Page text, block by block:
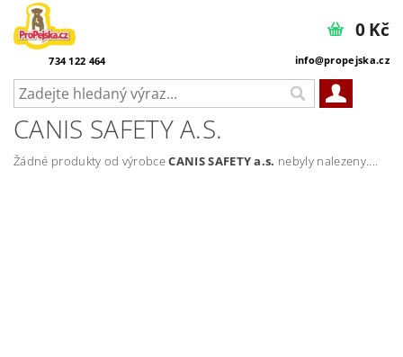
734 122 464 info@propejska.cz
0 Kč
CANIS SAFETY A.S.
Žádné produkty od výrobceCANIS SAFETY a.s. nebyly nalezeny....